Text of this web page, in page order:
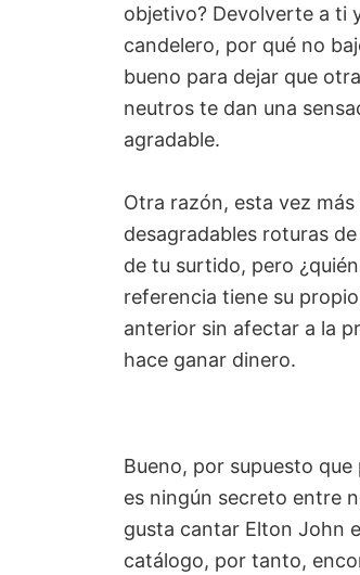
objetivo? Devolverte a ti
candelero, por qué no
bueno para dejar que
neutros te dan una
agradable.
Otra razón, esta vez
desagradables roturas
de tu surtido, pero
referencia tiene su
anterior sin afectar a la
hace ganar dinero.
Bueno, por supuesto
es ningún secreto entre
gusta cantar Elton John
catálogo, por tanto,